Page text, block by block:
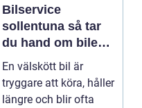
Bilservice
sollentuna så tar
du hand om bilen
på ett smart sätt
En välskött bil är
tryggare att köra, håller
längre och blir ofta